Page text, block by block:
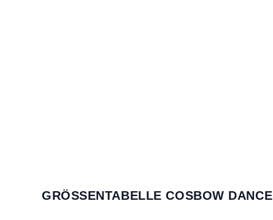
GRÖSSENTABELLE COSBOW DANCE